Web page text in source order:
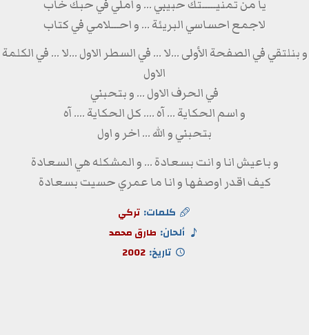
يا من تمنيـــــتك حبيبي ... و املي في حبك خاب
لاجمع احساسي البريئة ... و احـــلامي في كتاب
و بنلتقي في الصفحة الأولى ...لا ... في السطر الاول ...لا ... في الكلمة
الاول
في الحرف الاول ... و بتحبني
و اسم الحكاية ... آه .... كل الحكاية .... آه
بتحبني و الله ... اخر و اول
و باعيش انا و انت بسعادة ... و المشكله هي السعادة
كيف اقدر اوصفها و انا ما عمري حسيت بسعادة
كلمات: تركي
ألحان: طارق محمد
تاريخ: 2002